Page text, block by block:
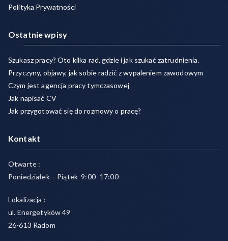
Polityka Prywatności
Ostatnie wpisy
Szukasz pracy? Oto kilka rad, gdzie i jak szukać zatrudnienia.
Przyczyny, objawy, jak sobie radzić z wypaleniem zawodowym
Czym jest agencja pracy tymczasowej
Jak napisać CV
Jak przygotować się do rozmowy o pracę?
Kontakt
Otwarte :
Poniedziałek – Piątek 9:00 -17:00
Lokalizacja :
ul. Energetyków 49
26-613 Radom